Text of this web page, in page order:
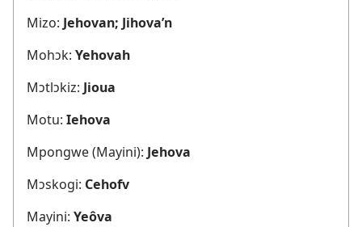
Mizo: Jehovan; Jihova’n
Mohɔk: Yehovah
Mɔtlɔkiz: Jioua
Motu: Iehova
Mpongwe (Mayini): Jehova
Mɔskogi: Cehofv
Mayini: Yeôva